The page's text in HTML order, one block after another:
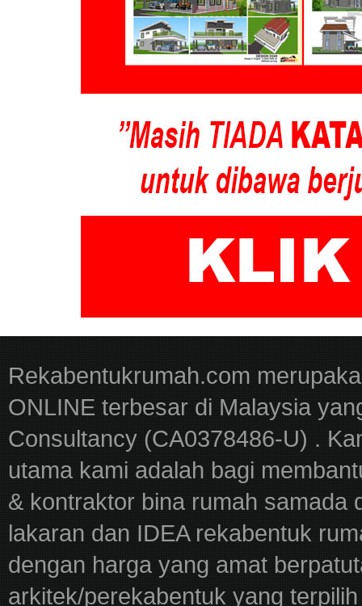
Rekabentukrumah.com
ONLINE terbesar di Malaysia
Consultancy (CA0378486-U) .
utama kami adalah bagi
& kontraktor bina rumah samada
lakaran dan IDEA rekabentuk
dengan harga yang amat
arkitek/perekabentuk yang